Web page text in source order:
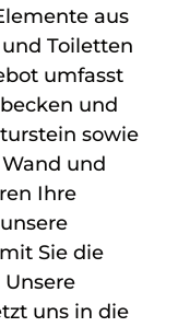
aus
Toiletten
umfasst
und
sowie
und
Ihre
Sie die
uns in die